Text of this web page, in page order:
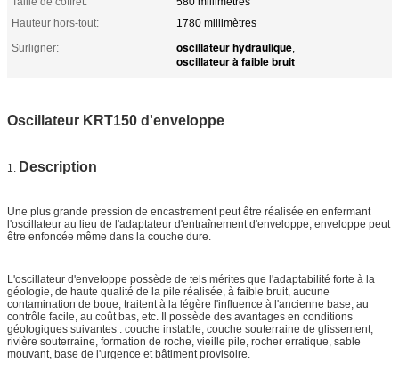
Hauteur hors-tout:
1780 millimètres
Surligner:
oscillateur hydraulique,
oscillateur à faible bruit
Oscillateur KRT150 d'enveloppe
1. Description
Une plus grande pression de encastrement peut être réalisée en enfermant
l'oscillateur au lieu de l'adaptateur d'entraînement d'enveloppe, enveloppe peut
être enfoncée même dans la couche dure.
L'oscillateur d'enveloppe possède de tels mérites que l'adaptabilité forte à la
géologie, de haute qualité de la pile réalisée, à faible bruit, aucune
contamination de boue, traitent à la légère l'influence à l'ancienne base, au
contrôle facile, au coût bas, etc. Il possède des avantages en conditions
géologiques suivantes : couche instable, couche souterraine de glissement,
rivière souterraine, formation de roche, vieille pile, rocher erratique, sable
mouvant, base de l'urgence et bâtiment provisoire.